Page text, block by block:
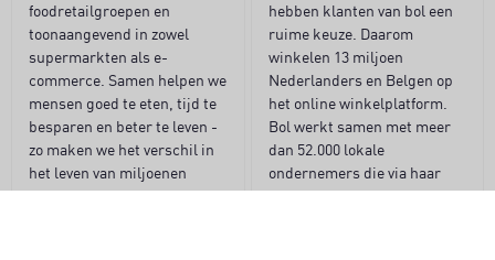
foodretailgroepen en
toonaangevend in zowel
supermarkten als e-
commerce. Samen helpen we
mensen goed te eten, tijd te
besparen en beter te leven -
zo maken we het verschil in
het leven van miljoenen
klanten.
hebben klanten van bol een
ruime keuze. Daarom
winkelen 13 miljoen
Nederlanders en Belgen op
het online winkelplatform.
Bol werkt samen met meer
dan 52.000 lokale
ondernemers die via haar
platform verkopen.